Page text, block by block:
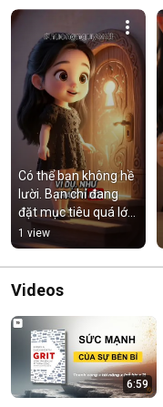
Có thể bạn không hề
lười. Bạn chỉ đang
đặt mục tiêu quá lớn.
#huongnguyentt
#kyluatbanthan
1 view
Videos
6:59